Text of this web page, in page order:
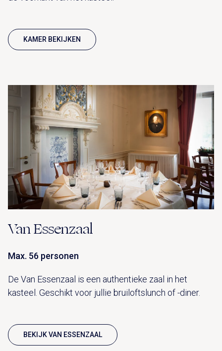
KAMER BEKIJKEN
Van Essenzaal
Max. 56 personen
De Van Essenzaal is een authentieke zaal in het
kasteel. Geschikt voor jullie bruiloftslunch of -diner.
BEKIJK VAN ESSENZAAL